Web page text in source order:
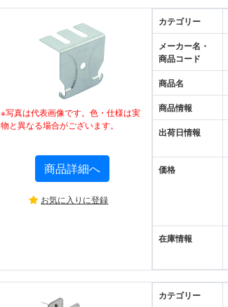
※写真は代表画像です。色・仕様は実
物と異なる場合がございます。
商品詳細へ
お気に入りに登録
カテゴリー
メーカー名・
商品コード
商品名
商品情報
出荷日情報
価格
在庫情報
カテゴリー